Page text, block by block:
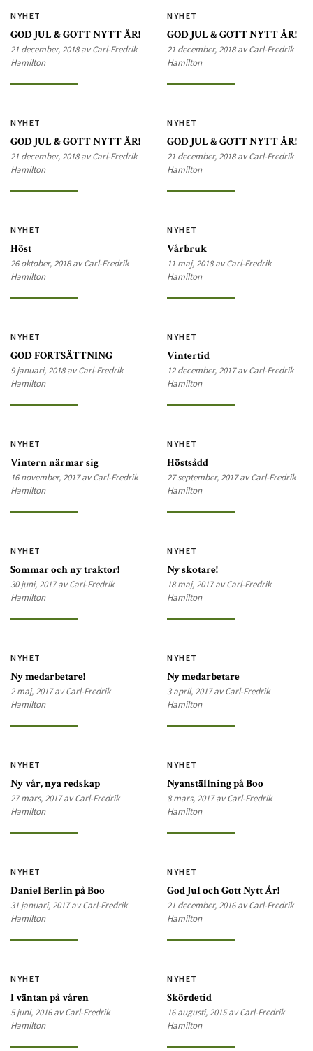
NYHET
GOD JUL & GOTT NYTT ÅR!
21 december, 2018 av Carl-Fredrik
Hamilton
NYHET
GOD JUL & GOTT NYTT ÅR!
21 december, 2018 av Carl-Fredrik
Hamilton
NYHET
GOD JUL & GOTT NYTT ÅR!
21 december, 2018 av Carl-Fredrik
Hamilton
NYHET
GOD JUL & GOTT NYTT ÅR!
21 december, 2018 av Carl-Fredrik
Hamilton
NYHET
Höst
26 oktober, 2018 av Carl-Fredrik
Hamilton
NYHET
Vårbruk
11 maj, 2018 av Carl-Fredrik
Hamilton
NYHET
GOD FORTSÄTTNING
9 januari, 2018 av Carl-Fredrik
Hamilton
NYHET
Vintertid
12 december, 2017 av Carl-Fredrik
Hamilton
NYHET
Vintern närmar sig
16 november, 2017 av Carl-Fredrik
Hamilton
NYHET
Höstsådd
27 september, 2017 av Carl-Fredrik
Hamilton
NYHET
Sommar och ny traktor!
30 juni, 2017 av Carl-Fredrik
Hamilton
NYHET
Ny skotare!
18 maj, 2017 av Carl-Fredrik
Hamilton
NYHET
Ny medarbetare!
2 maj, 2017 av Carl-Fredrik
Hamilton
NYHET
Ny medarbetare
3 april, 2017 av Carl-Fredrik
Hamilton
NYHET
Ny vår, nya redskap
27 mars, 2017 av Carl-Fredrik
Hamilton
NYHET
Nyanställning på Boo
8 mars, 2017 av Carl-Fredrik
Hamilton
NYHET
Daniel Berlin på Boo
31 januari, 2017 av Carl-Fredrik
Hamilton
NYHET
God Jul och Gott Nytt År!
21 december, 2016 av Carl-Fredrik
Hamilton
NYHET
I väntan på våren
5 juni, 2016 av Carl-Fredrik
Hamilton
NYHET
Skördetid
16 augusti, 2015 av Carl-Fredrik
Hamilton